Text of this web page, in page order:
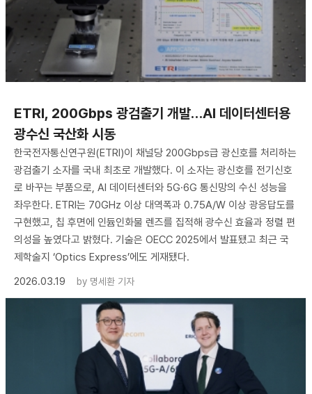
ETRI, 200Gbps 광검출기 개발…AI 데이터센터용
광수신 국산화 시동
한국전자통신연구원(ETRI)이 채널당 200Gbps급 광신호를 처리하는
광검출기 소자를 국내 최초로 개발했다. 이 소자는 광신호를 전기신호
로 바꾸는 부품으로, AI 데이터센터와 5G·6G 통신망의 수신 성능을
좌우한다. ETRI는 70GHz 이상 대역폭과 0.75A/W 이상 광응답도를
구현했고, 칩 후면에 인듐인화물 렌즈를 집적해 광수신 효율과 정렬 편
의성을 높였다고 밝혔다. 기술은 OECC 2025에서 발표됐고 최근 국
제학술지 ‘Optics Express’에도 게재됐다.
2026.03.19
by 명세환 기자